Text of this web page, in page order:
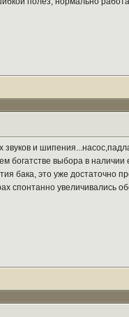
и
выбора в наличии
бака, это уже достаточно
спонтанно увеличивались